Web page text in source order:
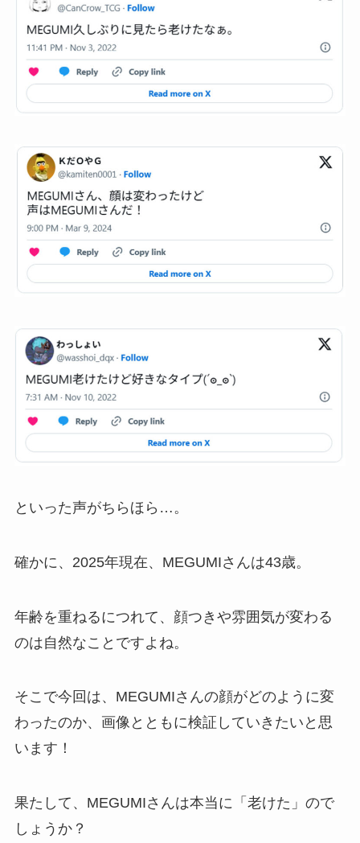
といった声がちらほら…。
確かに、2025年現在、MEGUMIさんは43歳。
年齢を重ねるにつれて、顔つきや雰囲気が変わる
のは自然なことですよね。
そこで今回は、MEGUMIさんの顔がどのように変
わったのか、画像とともに検証していきたいと思
います！
果たして、MEGUMIさんは本当に「老けた」ので
しょうか？